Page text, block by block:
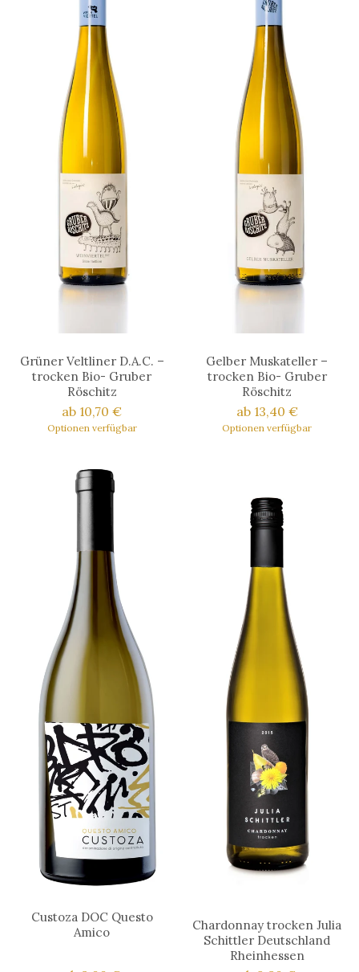
Grüner Veltliner D.A.C. –
trocken Bio- Gruber
Röschitz
ab 10,70 €
Optionen verfügbar
Gelber Muskateller –
trocken Bio- Gruber
Röschitz
ab 13,40 €
Optionen verfügbar
Custoza DOC Questo
Amico
Chardonnay trocken Julia
Schittler Deutschland
Rheinhessen